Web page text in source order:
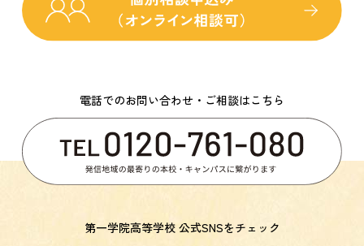
電話でのお問い合わせ・ご相談はこちら
第一学院高等学校 公式SNSをチェック